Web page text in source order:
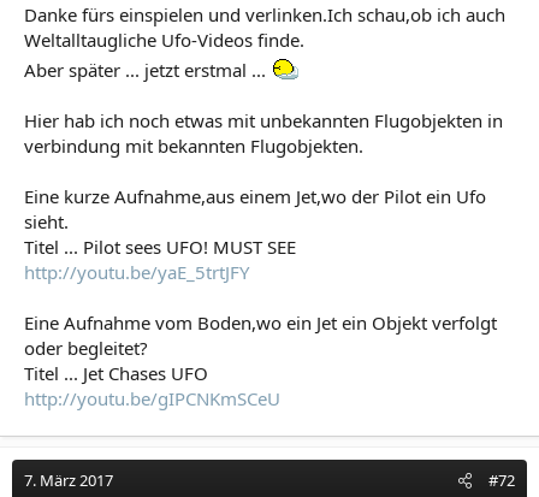
Danke fürs einspielen und verlinken.Ich schau,ob ich auch
Weltalltaugliche Ufo-Videos finde.
Aber später ... jetzt erstmal ...
Hier hab ich noch etwas mit unbekannten Flugobjekten in
verbindung mit bekannten Flugobjekten.
Eine kurze Aufnahme,aus einem Jet,wo der Pilot ein Ufo
sieht.
Titel ... Pilot sees UFO! MUST SEE
http://youtu.be/yaE_5trtJFY
Eine Aufnahme vom Boden,wo ein Jet ein Objekt verfolgt
oder begleitet?
Titel ... Jet Chases UFO
http://youtu.be/gIPCNKmSCeU
7. März 2017 #72